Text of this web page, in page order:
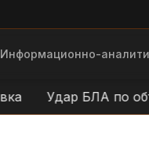
Информационно-
Удар БЛА по